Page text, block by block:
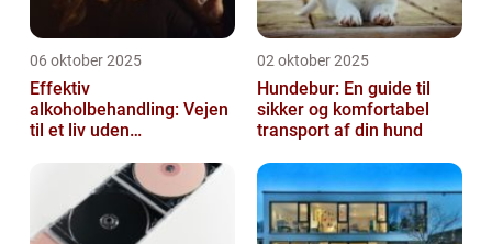
06 oktober 2025
Effektiv
alkoholbehandling: Vejen
til et liv uden
02 oktober 2025
Hundebur: En guide til
sikker og komfortabel
transport af din hund